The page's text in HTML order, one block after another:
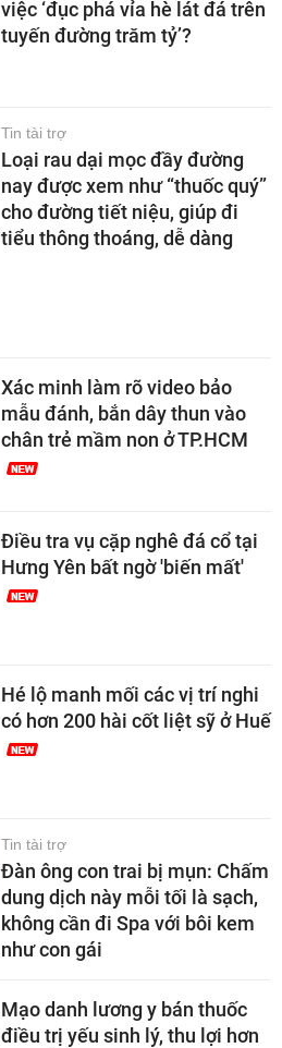
việc ‘đục phá vỉa hè lát đá trên
tuyến đường trăm tỷ’?
Tin tài trợ
Loại rau dại mọc đầy đường
nay được xem như “thuốc quý”
cho đường tiết niệu, giúp đi
tiểu thông thoáng, dễ dàng
Xác minh làm rõ video bảo
mẫu đánh, bắn dây thun vào
chân trẻ mầm non ở TP.HCM
Điều tra vụ cặp nghê đá cổ tại
Hưng Yên bất ngờ 'biến mất'
Hé lộ manh mối các vị trí nghi
có hơn 200 hài cốt liệt sỹ ở Huế
Tin tài trợ
Đàn ông con trai bị mụn: Chấm
dung dịch này mỗi tối là sạch,
không cần đi Spa với bôi kem
như con gái
Mạo danh lương y bán thuốc
điều trị yếu sinh lý, thu lợi hơn